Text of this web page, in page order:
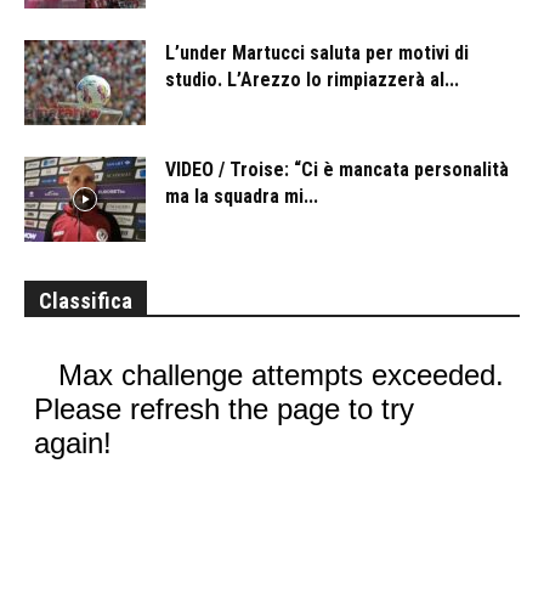
L’under Martucci saluta per motivi di
studio. L’Arezzo lo rimpiazzerà al...
VIDEO / Troise: “Ci è mancata personalità
ma la squadra mi...
Classifica